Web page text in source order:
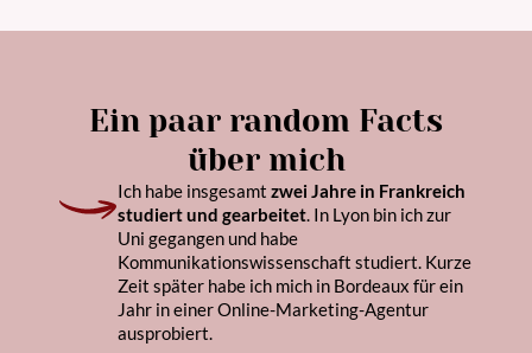
Ein paar random Facts
über mich
Ich habe insgesamt zwei Jahre in Frankreich
studiert und gearbeitet. In Lyon bin ich zur
Uni gegangen und habe
Kommunikationswissenschaft studiert. Kurze
Zeit später habe ich mich in Bordeaux für ein
Jahr in einer Online-Marketing-Agentur
ausprobiert.